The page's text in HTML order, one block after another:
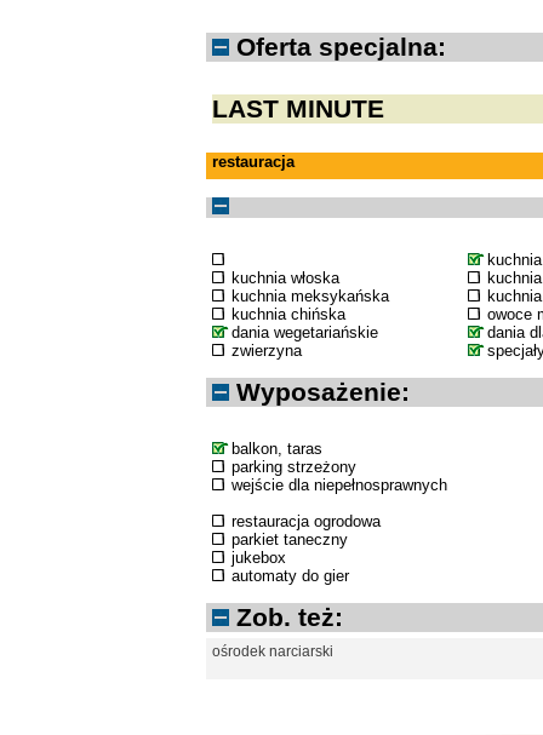
Oferta specjalna:
LAST MINUTE
restauracja
kuchnia włoska
kuchnia meksykańska
kuchnia chińska
owoce
dania wegetariańskie
dania
zwierzyna
Wyposażenie:
balkon, taras
parking strzeżony
wejście dla niepełnosprawnych
restauracja ogrodowa
parkiet taneczny
jukebox
automaty do gier
Zob. też:
ośrodek narciarski